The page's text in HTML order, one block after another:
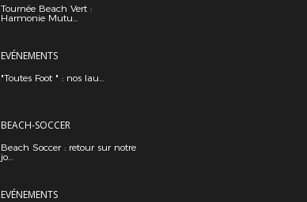
Tournée Beach Vert :
Harmonie Mutu...
EVÉNEMENTS
"Toutes Foot " : nos lau...
BEACH-SOCCER
Beach Soccer : retour sur notre
jo...
EVÉNEMENTS